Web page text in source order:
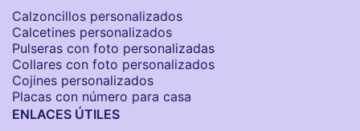
Calzoncillos personalizados​
Calcetines personalizados
Pulseras con foto personalizadas
Collares con foto personalizados
Cojines personalizados
Placas con número para casa
ENLACES ÚTILES